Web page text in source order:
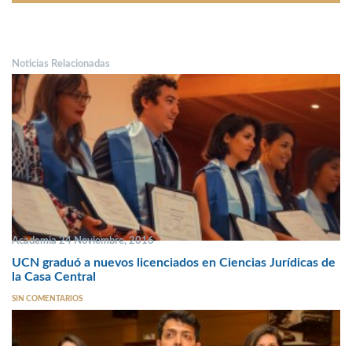
Noticias Relacionadas
Academia 24 Noviembre, 2016
UCN graduó a nuevos licenciados en Ciencias Jurídicas de
la Casa Central
SIN COMENTARIOS